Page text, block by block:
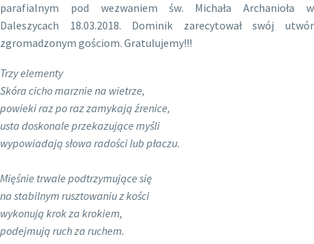
parafialnym pod wezwaniem św. Michała Archanioła w
Daleszycach 18.03.2018. Dominik zarecytował swój utwór
zgromadzonym gościom. Gratulujemy!!!
Trzy elementy
Skóra cicho marznie na wietrze,
powieki raz po raz zamykają źrenice,
usta doskonale przekazujące myśli
wypowiadają słowa radości lub płaczu.
Mięśnie trwale podtrzymujące się
na stabilnym rusztowaniu z kości
wykonują krok za krokiem,
podejmują ruch za ruchem.